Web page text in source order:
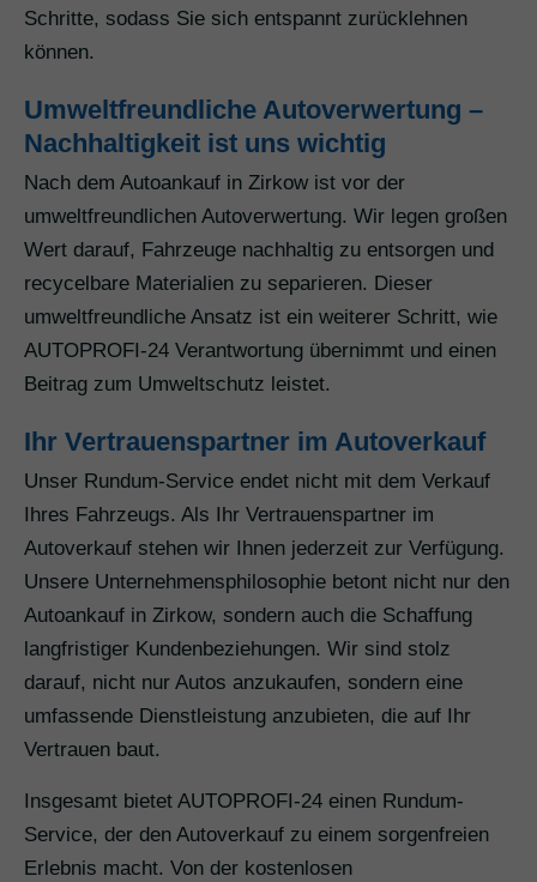
Schritte, sodass Sie sich entspannt zurücklehnen
können.
Umweltfreundliche Autoverwertung –
Nachhaltigkeit ist uns wichtig
Nach dem Autoankauf in Zirkow ist vor der
umweltfreundlichen Autoverwertung. Wir legen großen
Wert darauf, Fahrzeuge nachhaltig zu entsorgen und
recycelbare Materialien zu separieren. Dieser
umweltfreundliche Ansatz ist ein weiterer Schritt, wie
AUTOPROFI-24 Verantwortung übernimmt und einen
Beitrag zum Umweltschutz leistet.
Ihr Vertrauenspartner im Autoverkauf
Unser Rundum-Service endet nicht mit dem Verkauf
Ihres Fahrzeugs. Als Ihr Vertrauenspartner im
Autoverkauf stehen wir Ihnen jederzeit zur Verfügung.
Unsere Unternehmensphilosophie betont nicht nur den
Autoankauf in Zirkow, sondern auch die Schaffung
langfristiger Kundenbeziehungen. Wir sind stolz
darauf, nicht nur Autos anzukaufen, sondern eine
umfassende Dienstleistung anzubieten, die auf Ihr
Vertrauen baut.
Insgesamt bietet AUTOPROFI-24 einen Rundum-
Service, der den Autoverkauf zu einem sorgenfreien
Erlebnis macht. Von der kostenlosen